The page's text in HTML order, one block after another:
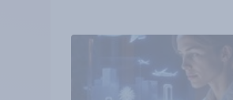
bereits genutzt werden